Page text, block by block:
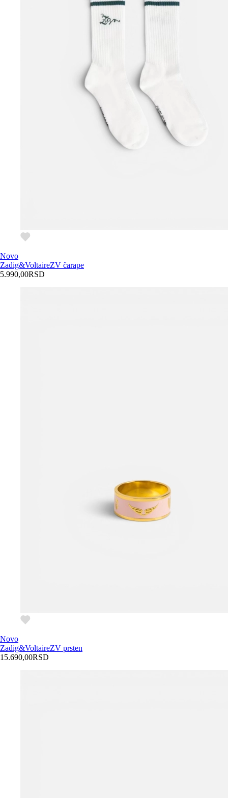
Novo
Zadig&VoltaireZV čarape
5.990,00RSD
Novo
Zadig&VoltaireZV prsten
15.690,00RSD